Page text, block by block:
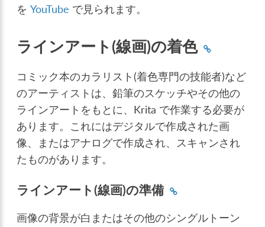
をYouTube で見られます。
ラインアート(線画)の着色
コミック本のカラリスト(着色専門の技能者)など
のアーティストは、鉛筆のスケッチやその他の
ラインアートをもとに、Krita で作業する必要が
あります。これにはデジタルで作成された画
像、またはアナログで作成され、スキャンされ
たものがあります。
ラインアート(線画)の準備
画像の背景が白またはその他のシングルトーン